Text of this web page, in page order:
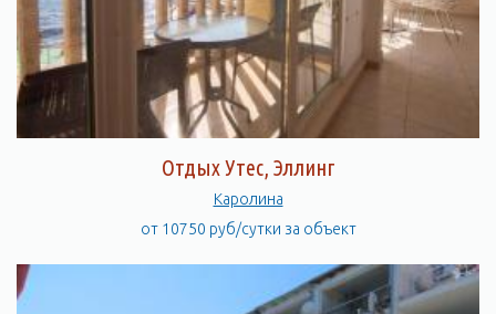
Отдых Утес, Эллинг
Каролина
от 10750 руб/сутки за объект